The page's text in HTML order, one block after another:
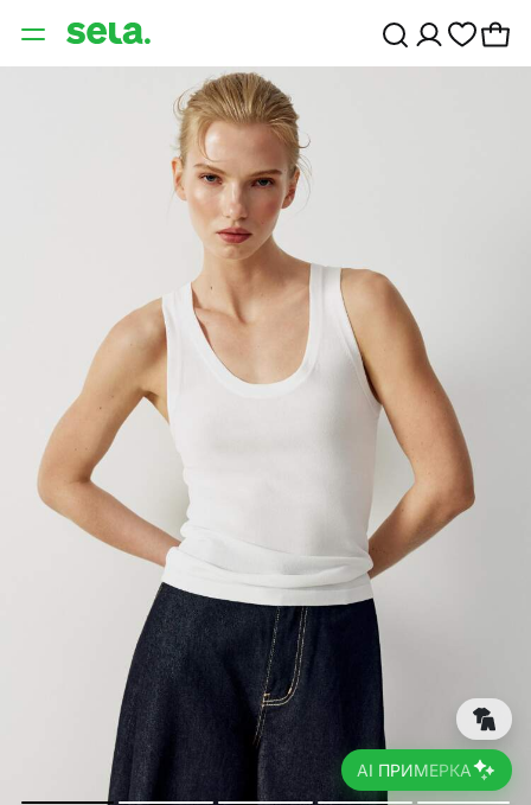
AI ПРИМЕРКА